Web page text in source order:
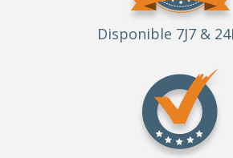
Disponible 7J7 &